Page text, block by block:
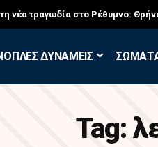
νέα τραγωδία στο Ρέθυμνο:
ΔΥΝΑΜΕΙΣ
Tag: